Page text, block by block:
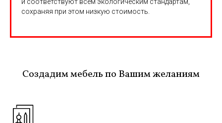
и соответствуют всем экологическим стандартам,
сохраняя при этом низкую стоимость.
Создадим мебель по Вашим желаниям